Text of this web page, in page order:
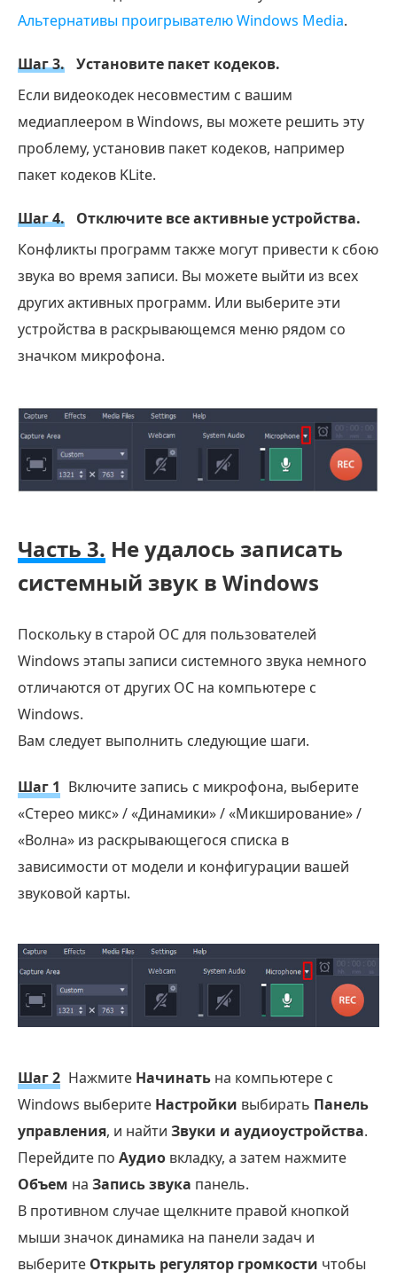
Альтернативы проигрывателю Windows Media.
Шаг 3. Установите пакет кодеков.
Если видеокодек несовместим с вашим
медиаплеером в Windows, вы можете решить эту
проблему, установив пакет кодеков, например
пакет кодеков KLite.
Шаг 4.
Отключите все активные устройства.
Конфликты программ также могут привести к сбою
звука во время записи. Вы можете выйти из всех
других активных программ. Или выберите эти
устройства в раскрывающемся меню рядом со
значком микрофона.
Часть 3. Не удалось записать
системный звук в Windows
Поскольку в старой ОС для пользователей
Windows этапы записи системного звука немного
отличаются от других ОС на компьютере с
Windows.
Вам следует выполнить следующие шаги.
Шаг 1 Включите запись с микрофона, выберите
«Стерео микс» / «Динамики» / «Микширование» /
«Волна» из раскрывающегося списка в
зависимости от модели и конфигурации вашей
звуковой карты.
Шаг 2 Нажмите Начинать на компьютере с
Windows выберите Настройки выбирать Панель
управления, и найти Звуки и аудиоустройства.
Перейдите по Аудио вкладку, а затем нажмите
Объем на Запись звука панель.
В противном случае щелкните правой кнопкой
мыши значок динамика на панели задач и
выберите Открыть регулятор громкости чтобы